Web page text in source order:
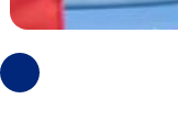
Photos
précédentes